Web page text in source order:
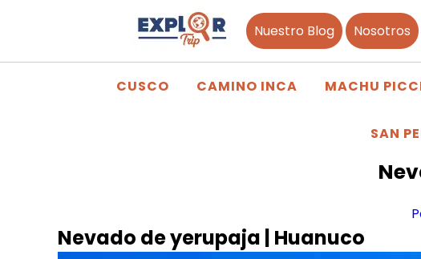
Nuestro Blog Nosotros
CUSCO CAMINO INCA MACHU
SAN
Nevado de yerupaja | Huanuco